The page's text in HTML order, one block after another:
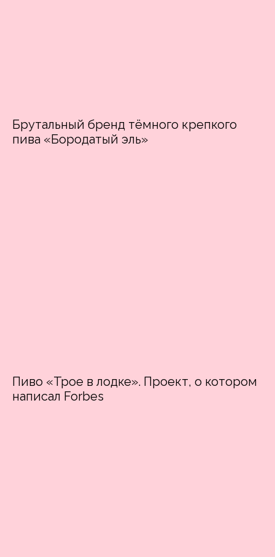
Брутальный бренд тёмного крепкого
пива «Бородатый эль»
Пиво «Трое в лодке». Проект, о котором
написал Forbes